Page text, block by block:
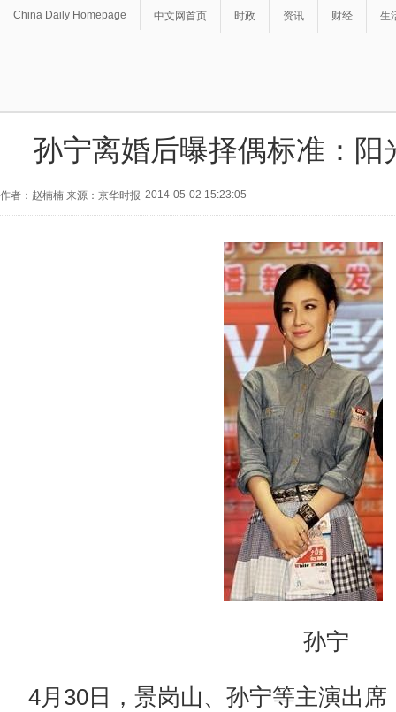
China Daily Homepage 中文网首页 时政 资讯 财经 生
孙宁离婚后曝择偶标准：阳
作者：赵楠楠 来源：京华时报 2014-05-02 15:23:05
孙宁
4月30日，景岗山、孙宁等主演出